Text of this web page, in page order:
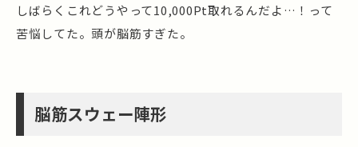
しばらくこれどうやって10,000Pt取れるんだよ…！って
苦悩してた。頭が脳筋すぎた。
脳筋スウェー陣形